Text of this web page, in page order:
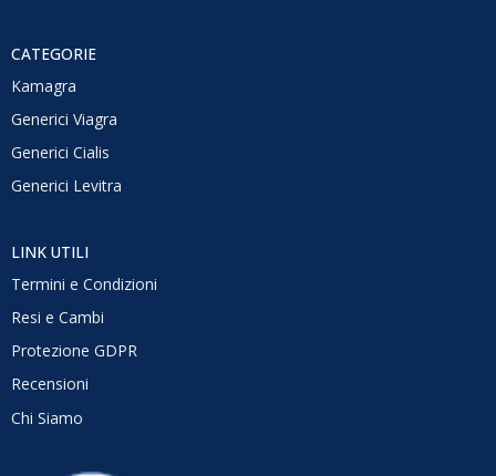
CATEGORIE
Kamagra
Generici Viagra
Generici Cialis
Generici Levitra
LINK UTILI
Termini e Condizioni
Resi e Cambi
Protezione GDPR
Recensioni
Chi Siamo